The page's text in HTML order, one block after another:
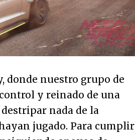
donde nuestro grupo de
y reinado de una
destripar nada de la
jugado. Para cumplir